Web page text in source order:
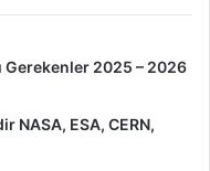
Gerekenler 2025 – 2026
NASA, ESA, CERN,